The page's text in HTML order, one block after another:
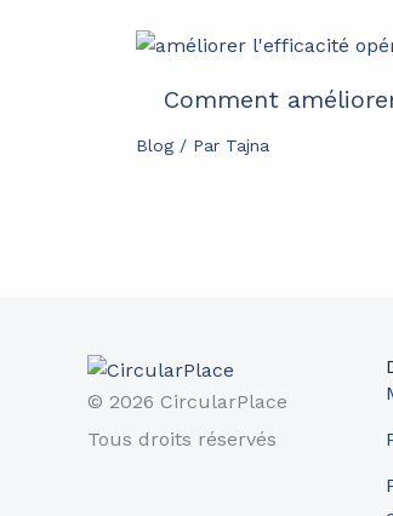
Comment
Blog / Par Tajna
© 2026 CircularPlace
Tous droits réservés